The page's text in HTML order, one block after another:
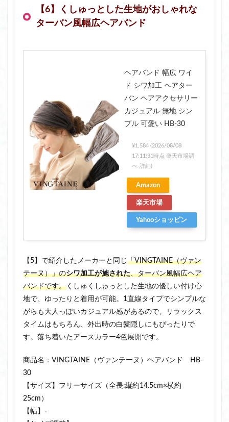
【6】くしゅっとした生地がおしゃれな
ターバン風幅広ヘアバンド
ヘアバンド 幅広 ワイ
ド シワ加工 ヘアター
バン ヘアアクセサリー
カジュアル 無地 シン
プル 可愛い HB-30
¥1,584 (2026/08/08
17:11:31時点 楽天市場調
べ-詳細)
Amazon
楽天市場
Yahooショッピン
【5】で紹介したメーカーと同じ「VINGTAINE（ヴァン
テーヌ）」のシワ加工が施された、ターバン風幅広ヘア
バンドです。 くしゅくしゅっとした生地の優しい付け心
地で、ゆったりと着用が可能。1直線タイプでシンプルな
がらも大人っぽいカジュアル感があるので、リラックス
タイムはもちろん、外出時の白髪隠しにもぴったりで
す。落ち着いたアースカラー4色展開です。
商品名：VINGTAINE（ヴァンテーヌ）ヘアバンド HB-
30
【サイズ】フリーサイズ（全長:縦約14.5cm×横約
25cm）
【幅】‐